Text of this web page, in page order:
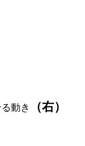
動き
（右）